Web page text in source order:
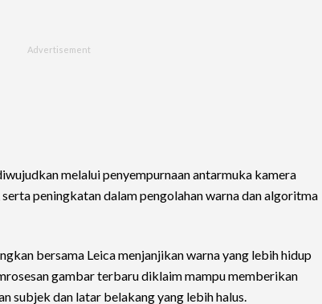
melalui penyempurnaan antarmuka kamera
peningkatan dalam pengolahan warna dan algoritma
bersama Leica menjanjikan warna yang lebih hidup
gambar terbaru diklaim mampu memberikan
subjek dan latar belakang yang lebih halus.